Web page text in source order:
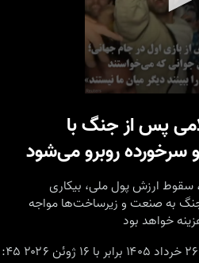
minute,
پس از جنگ با
روبرو می‌شود
سقوط ارزش پول ملی، بیکاری
به صنعت و زیرساخت‌ها مواجه
خواهد بود